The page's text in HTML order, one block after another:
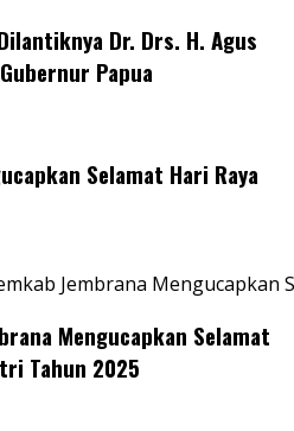
Dr. Drs. H. Agus
Papua
Selamat Hari Raya
Jembrana Mengucapkan
Mengucapkan Selamat
Tahun 2025